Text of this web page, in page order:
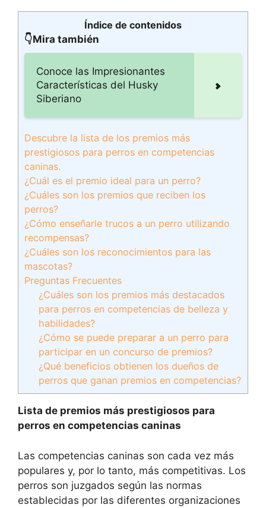
Índice de contenidos
👇Mira también
Conoce las Impresionantes
Características del Husky
Siberiano
Descubre la lista de los premios más
prestigiosos para perros en competencias
caninas.
¿Cuál es el premio ideal para un perro?
¿Cuáles son los premios que reciben los
perros?
¿Cómo enseñarle trucos a un perro utilizando
recompensas?
¿Cuáles son los reconocimientos para las
mascotas?
Preguntas Frecuentes
¿Cuáles son los premios más destacados
para perros en competencias de belleza y
habilidades?
¿Cómo se puede preparar a un perro para
participar en un concurso de premios?
¿Qué beneficios obtienen los dueños de
perros que ganan premios en competencias?
Lista de premios más prestigiosos para
perros en competencias caninas
Las competencias caninas son cada vez más
populares y, por lo tanto, más competitivas. Los
perros son juzgados según las normas
establecidas por las diferentes organizaciones